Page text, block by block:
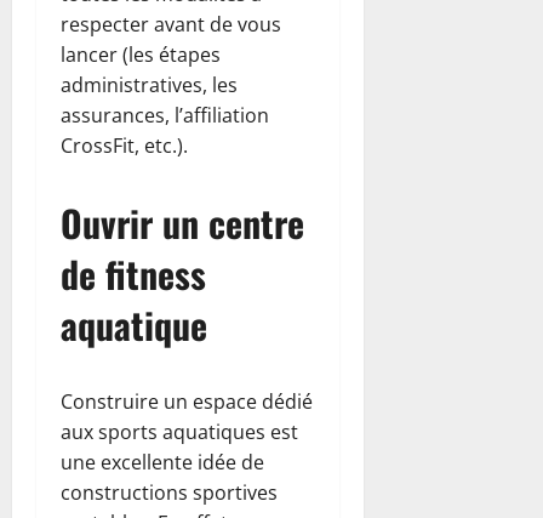
respecter avant de vous
lancer (les étapes
administratives, les
assurances, l’affiliation
CrossFit, etc.).
Ouvrir un centre
de fitness
aquatique
Construire un espace dédié
aux sports aquatiques est
une excellente idée de
constructions sportives